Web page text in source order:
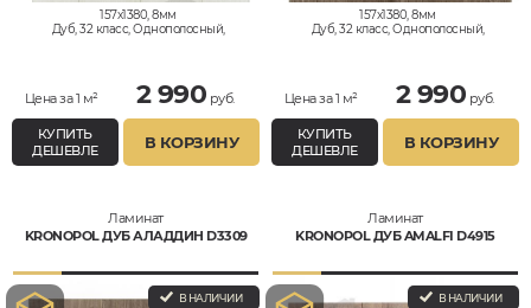
157x1380, 8мм
Дуб, 32 класс, Однополосный,
Цена за 1 м² 2 990 руб.
КУПИТЬ
ДЕШЕВЛЕ
В КОРЗИНУ
157x1380, 8мм
Дуб, 32 класс, Однополосный,
Цена за 1 м² 2 990 руб.
КУПИТЬ
ДЕШЕВЛЕ
В КОРЗИНУ
Ламинат
KRONOPOL ДУБ АЛАДДИН D3309
В НАЛИЧИИ
Ламинат
KRONOPOL ДУБ AMALFI D4915
В НАЛИЧИИ